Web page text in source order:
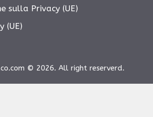
sulla Privacy (UE)
(UE)
© 2026. All right reserverd.